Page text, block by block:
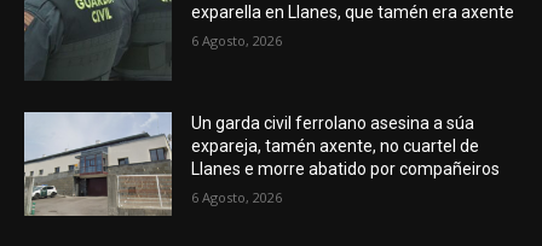
exparella en Llanes, que tamén era axente
6 Agosto, 2026
Un garda civil ferrolano asesina a súa
expareja, tamén axente, no cuartel de
Llanes e morre abatido por compañeiros
6 Agosto, 2026